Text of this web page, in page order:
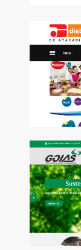
Implantação